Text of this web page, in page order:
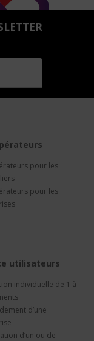
pour les
pour les
utilisateurs
individuelle de 1 à
d’une
d’un ou de